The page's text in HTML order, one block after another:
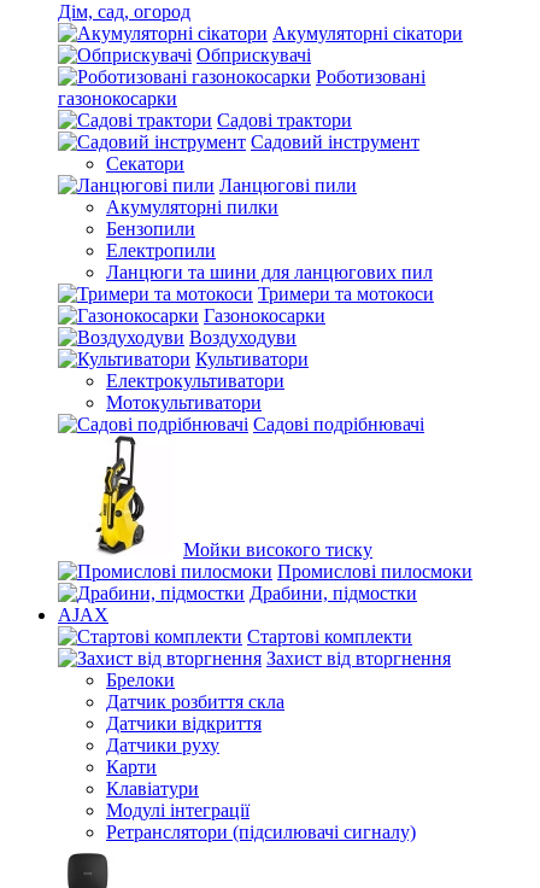
Дім, сад, огород
Акумуляторні сікатори
Обприскувачі
Роботизовані
газонокосарки
Садові трактори
Садовий інструмент
Секатори
Ланцюгові пили
Акумуляторні пилки
Бензопили
Електропили
Ланцюги та шини для ланцюгових пил
Тримери та мотокоси
Газонокосарки
Воздуходуви
Культиватори
Електрокультиватори
Мотокультиватори
Садові подрібнювачі
Мойки високого тиску
Промислові пилосмоки
Драбини, підмостки
AJAX
Стартові комплекти
Захист від вторгнення
Брелоки
Датчик розбиття скла
Датчики відкриття
Датчики руху
Карти
Клавіатури
Модулі інтеграції
Ретранслятори (підсилювачі сигналу)